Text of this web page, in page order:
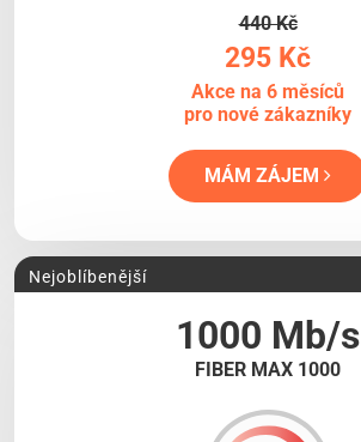
440 Kč
295 Kč
Akce na 6 měsíců
pro nové zákazníky
MÁM ZÁJEM
1000 Mb/s
FIBER MAX 1000
Nejoblíbenější